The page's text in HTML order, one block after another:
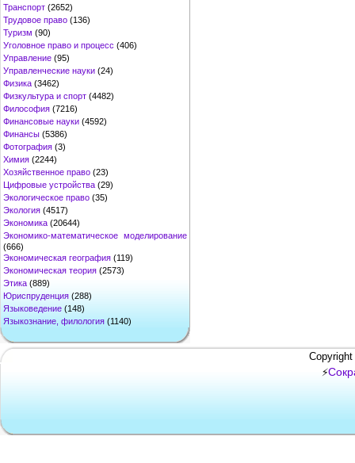
Транспорт (2652)
Трудовое право (136)
Туризм (90)
Уголовное право и процесс (406)
Управление (95)
Управленческие науки (24)
Физика (3462)
Физкультура и спорт (4482)
Философия (7216)
Финансовые науки (4592)
Финансы (5386)
Фотография (3)
Химия (2244)
Хозяйственное право (23)
Цифровые устройства (29)
Экологическое право (35)
Экология (4517)
Экономика (20644)
Экономико-математическое моделирование
(666)
Экономическая география (119)
Экономическая теория (2573)
Этика (889)
Юриспруденция (288)
Языковедение (148)
Языкознание, филология (1140)
⚡